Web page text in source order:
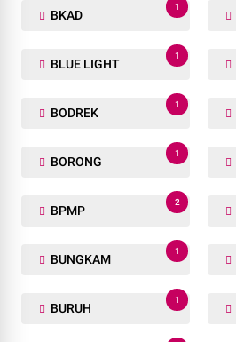
BKAD
1
BLUE LIGHT
1
BODREK
1
BORONG
1
BPMP
2
BUNGKAM
1
BURUH
1